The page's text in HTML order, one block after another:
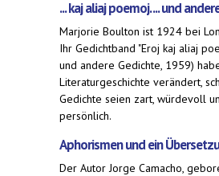
... kaj aliaj poemoj. ... und
Marjorie Boulton ist 1924 bei
Ihr Gedichtband "Eroj kaj aliaj
und andere Gedichte, 1959)
Literaturgeschichte verändert,
Gedichte seien zart, würdevoll
persönlich.
Aphorismen und ein
Der Autor Jorge Camacho,